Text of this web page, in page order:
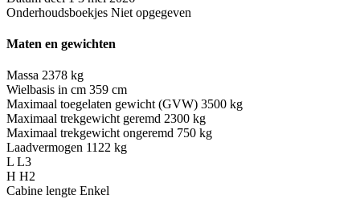
Onderhoudsboekjes Niet opgegeven
Maten en gewichten
Massa 2378 kg
Wielbasis in cm 359 cm
Maximaal toegelaten gewicht (GVW) 3500 kg
Maximaal trekgewicht geremd 2300 kg
Maximaal trekgewicht ongeremd 750 kg
Laadvermogen 1122 kg
L L3
H H2
Cabine lengte Enkel